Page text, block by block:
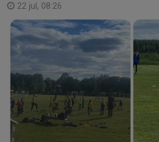
22 jul, 08:26